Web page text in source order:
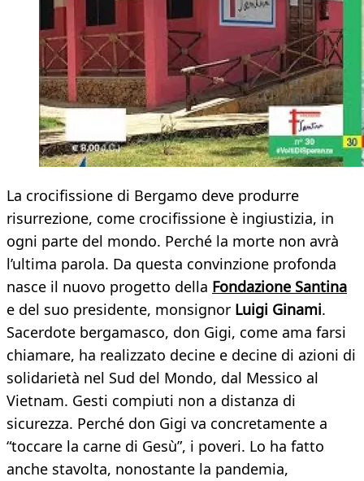
La crocifissione di Bergamo deve produrre
risurrezione, come crocifissione è ingiustizia, in
ogni parte del mondo. Perché la morte non avrà
l’ultima parola. Da questa convinzione profonda
nasce il nuovo progetto della Fondazione Santina
e del suo presidente, monsignor Luigi Ginami.
Sacerdote bergamasco, don Gigi, come ama farsi
chiamare, ha realizzato decine e decine di azioni di
solidarietà nel Sud del Mondo, dal Messico al
Vietnam. Gesti compiuti non a distanza di
sicurezza. Perché don Gigi va concretamente a
“toccare la carne di Gesù”, i poveri. Lo ha fatto
anche stavolta, nonostante la pandemia,